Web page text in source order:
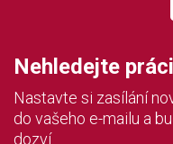
Nehledejte
Nastavte si zasílání
do vašeho e-mailu a
dozví.